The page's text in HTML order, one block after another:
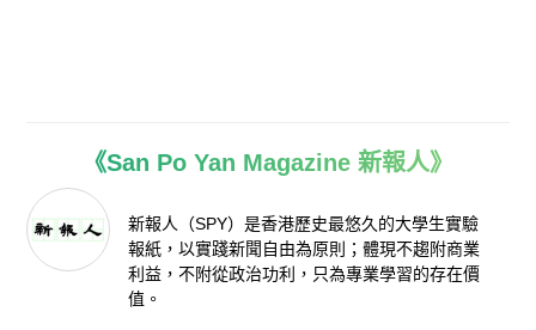
《San Po Yan Magazine 新報人》
新報人（SPY）是香港歷史最悠久的大學生實驗
報紙，以實踐新聞自由為原則；體現不趨附商業
利益，不附從政治功利，只為專業學習的存在價
值。